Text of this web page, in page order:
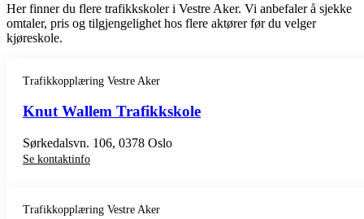
Her finner du flere trafikkskoler i Vestre Aker. Vi anbefaler å sjekke
omtaler, pris og tilgjengelighet hos flere aktører før du velger
kjøreskole.
Trafikkopplæring Vestre Aker
Knut Wallem Trafikkskole
Sørkedalsvn. 106, 0378 Oslo
Se kontaktinfo
Trafikkopplæring Vestre Aker